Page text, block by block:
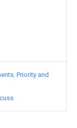
Priority and